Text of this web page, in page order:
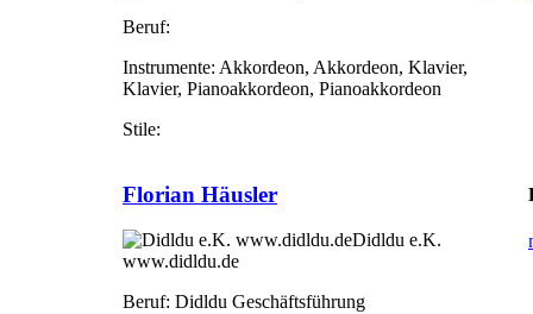
Beruf:
Instrumente: Akkordeon, Akkordeon, Klavier,
Klavier, Pianoakkordeon, Pianoakkordeon
Stile:
Florian Häusler
Didldu e.K.
www.didldu.de
Beruf: Didldu Geschäftsführung